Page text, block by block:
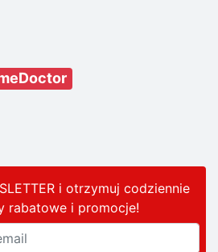
i otrzymuj codziennie
rabatowei promocje!